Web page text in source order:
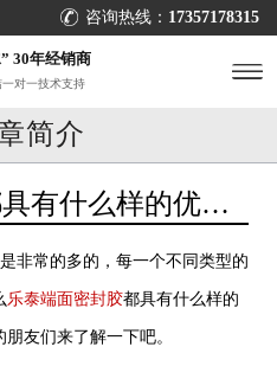
咨询热线： 17357178315
30年经销商
对一技术支持
简介
有什么样的优
非常的多的，每一个不同类型的
乐泰端面密封胶都具有什么样的
友们来了解一下吧。